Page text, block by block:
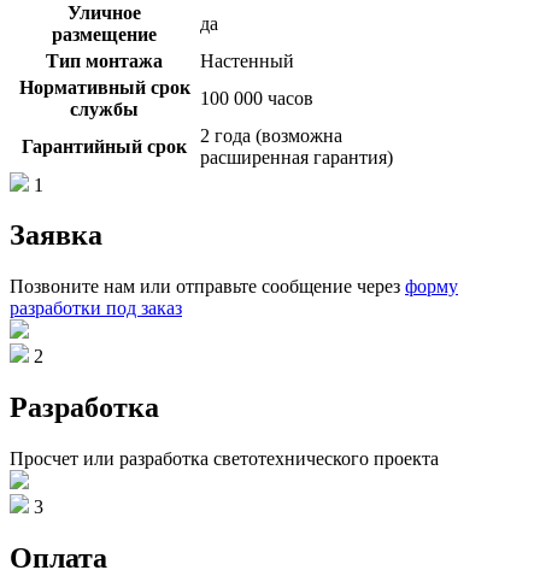
Уличное
размещение
да
Тип монтажа
Настенный
Нормативный срок
службы
100 000 часов
Гарантийный срок
2 года (возможна
расширенная гарантия)
1
Заявка
Позвоните нам или отправьте сообщение через форму
разработки под заказ
2
Разработка
Просчет или разработка светотехнического проекта
3
Оплата